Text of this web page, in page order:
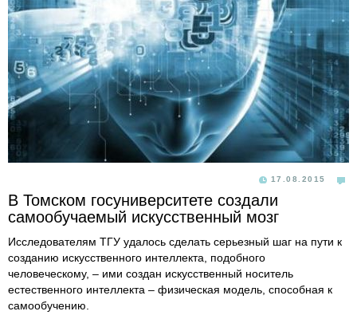
17.08.2015
В Томском госуниверситете создали
самообучаемый искусственный мозг
Исследователям ТГУ удалось сделать серьезный шаг на пути к
созданию искусственного интеллекта, подобного
человеческому, – ими создан искусственный носитель
естественного интеллекта – физическая модель, способная к
самообучению.